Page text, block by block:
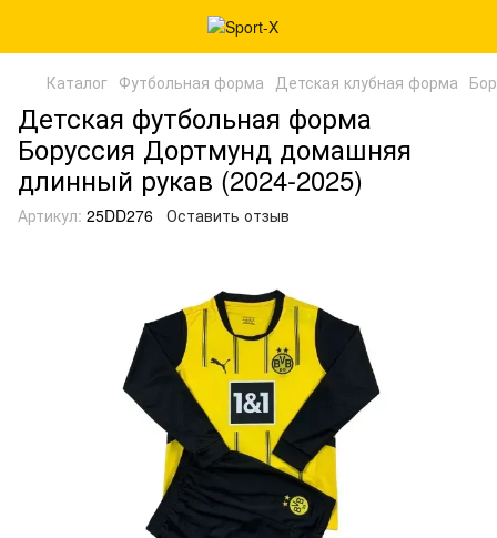
Каталог Футбольная форма Детская клубная форма
Детская футбольная форма
Боруссия Дортмунд домашняя
длинный рукав (2024-2025)
Артикул: 25DD276 Оставить отзыв